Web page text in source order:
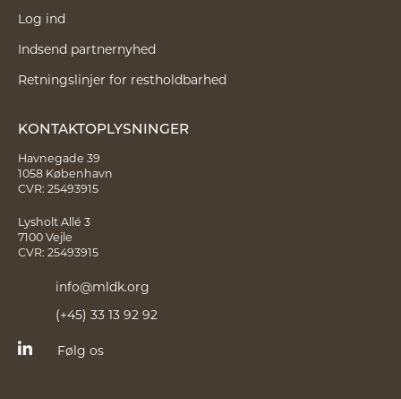
Log ind
Indsend partnernyhed
Retningslinjer for restholdbarhed
KONTAKTOPLYSNINGER
Havnegade 39
1058 København
CVR: 25493915
Lysholt Allé 3
7100 Vejle
CVR: 25493915
info@mldk.org
(+45) 33 13 92 92
Følg os